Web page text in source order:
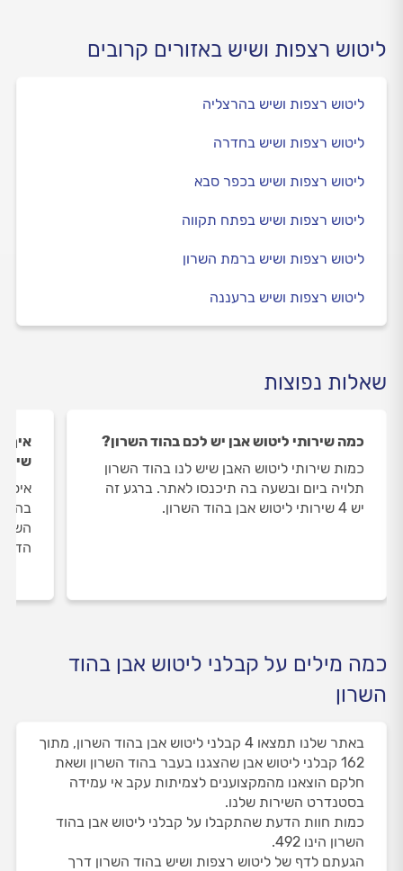
ליטוש רצפות ושיש באזורים קרובים
ליטוש רצפות ושיש בהרצליה
ליטוש רצפות ושיש בחדרה
ליטוש רצפות ושיש בכפר סבא
ליטוש רצפות ושיש בפתח תקווה
ליטוש רצפות ושיש ברמת השרון
ליטוש רצפות ושיש ברעננה
שאלות נפוצות
כמה שירותי ליטוש אבן יש לכם בהוד השרון?
כמות שירותי ליטוש האבן שיש לנו בהוד השרון
תלויה ביום ובשעה בה תיכנסו לאתר. ברגע זה
יש 4 שירותי ליטוש אבן בהוד השרון.
איך
כמה מילים על קבלני ליטוש אבן בהוד
השרון
באתר שלנו תמצאו 4 קבלני ליטוש אבן בהוד השרון, מתוך
162 קבלני ליטוש אבן שהצגנו בעבר בהוד השרון ושאת
חלקם הוצאנו מהמקצוענים לצמיתות עקב אי עמידה
בסטנדרט השירות שלנו.
כמות חוות הדעת שהתקבלו על קבלני ליטוש אבן בהוד
השרון הינו 492.
הגעתם לדף של ליטוש רצפות ושיש בהוד השרון דרך